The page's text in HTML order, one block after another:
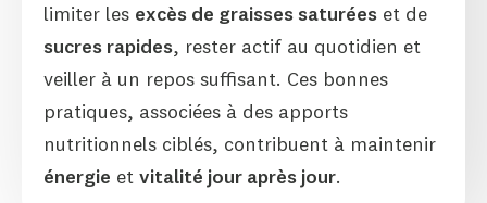
limiter les excès de graisses saturées et de
sucres rapides, rester actif au quotidien et
veiller à un repos suffisant. Ces bonnes
pratiques, associées à des apports
nutritionnels ciblés, contribuent à maintenir
énergie et vitalité jour après jour.